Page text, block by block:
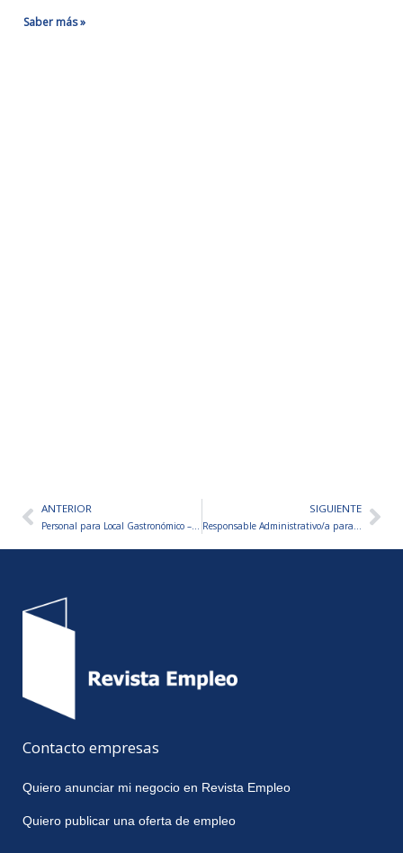
Saber más »
AntANTERIOR
Personal para Local Gastronómico – VARIOS PUESTOS A CUBRIR
SIGUIENTE
Responsable Administrativo/a para Empresa de Operaciones Inmobiliarias
Contacto empresas
Quiero anunciar mi negocio en Revista Empleo
Quiero publicar una oferta de empleo